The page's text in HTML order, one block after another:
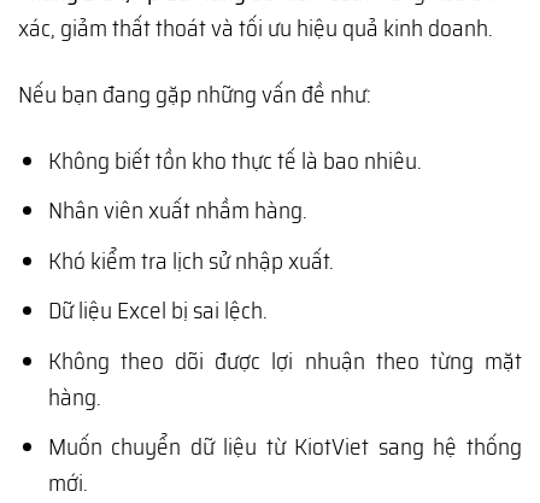
xác, giảm thất thoát và tối ưu hiệu quả kinh doanh.
Nếu bạn đang gặp những vấn đề như:
Không biết tồn kho thực tế là bao nhiêu.
Nhân viên xuất nhầm hàng.
Khó kiểm tra lịch sử nhập xuất.
Dữ liệu Excel bị sai lệch.
Không theo dõi được lợi nhuận theo từng mặt
hàng.
Muốn chuyển dữ liệu từ KiotViet sang hệ thống
mới.